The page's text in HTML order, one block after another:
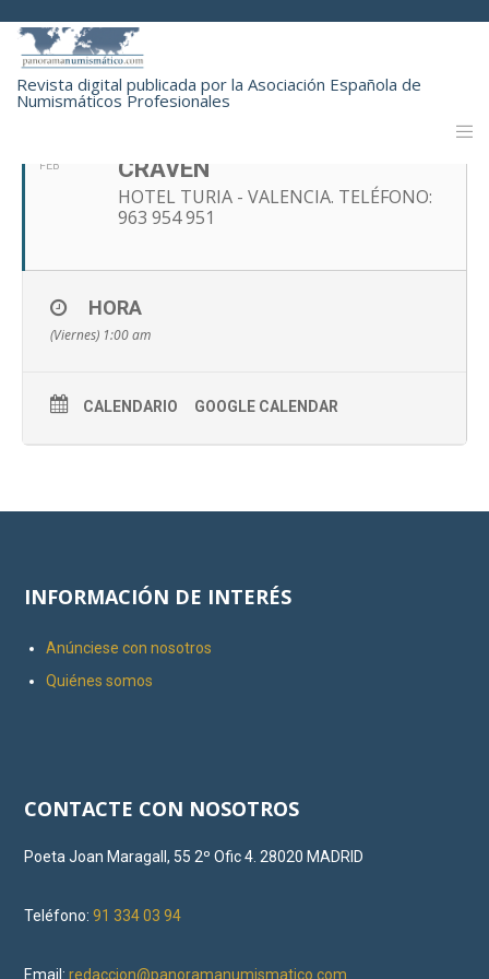
Revista digital publicada por la Asociación Española de
Numismáticos Profesionales
FEBRERO, 2022
FEB
CRAVEN
HOTEL TURIA - VALENCIA. TELÉFONO:
963 954 951
HORA
(Viernes) 1:00 am
CALENDARIO GOOGLE CALENDAR
INFORMACIÓN DE INTERÉS
Anúnciese con nosotros
Quiénes somos
CONTACTE CON NOSOTROS
Poeta Joan Maragall, 55 2º Ofic 4. 28020 MADRID
Teléfono:91 334 03 94
Email:redaccion@panoramanumismatico.com